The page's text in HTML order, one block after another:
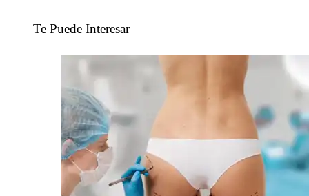
Te Puede Interesar